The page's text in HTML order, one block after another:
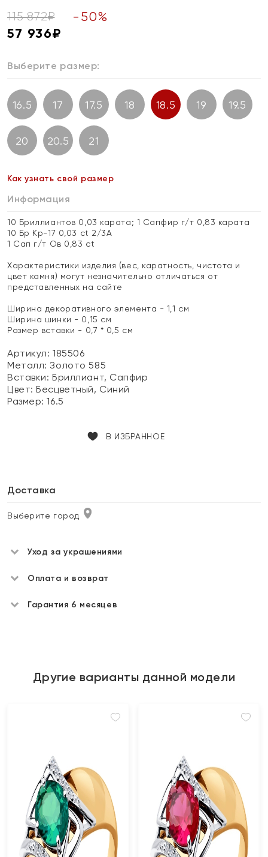
115 872₽ - 50%
57 936₽
Выберите размер:
16.5 17 17.5 18 18.5 19 19.5
20 20.5 21
Как узнать свой размер
Информация
10 Бриллиантов 0,03 карата; 1 Сапфир г/т 0,83 карата
10 Бр Кр-17 0,03 ct 2/3А
1 Сап г/т Ов 0,83 ct
Характеристики изделия (вес, каратность, чистота и
цвет камня) могут незначительно отличаться от
представленных на сайте
Ширина декоративного элемента - 1,1 см
Ширина шинки - 0,15 см
Размер вставки - 0,7 * 0,5 см
Артикул: 185506
Металл:Золото 585
Вставки:Бриллиант, Сапфир
Цвет:Бесцветный, Синий
Размер:16.5
В ИЗБРАННОЕ
Доставка
Выберите город
Уход за украшениями
Оплата и возврат
Гарантия 6 месяцев
Другие варианты данной модели